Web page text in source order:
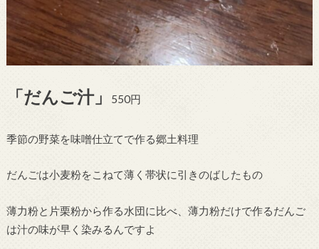
「だんご汁」 550円
季節の野菜を味噌仕立てで作る郷土料理
だんごは小麦粉をこねて薄く帯状に引きのばしたもの
薄力粉と片栗粉から作る水団に比べ、薄力粉だけで作るだんご
は汁の味が早く染みるんですよ